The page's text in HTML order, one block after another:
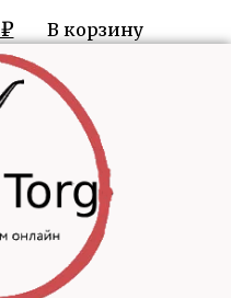
₽Текущая
цена:
440,00 ₽.
В корзину